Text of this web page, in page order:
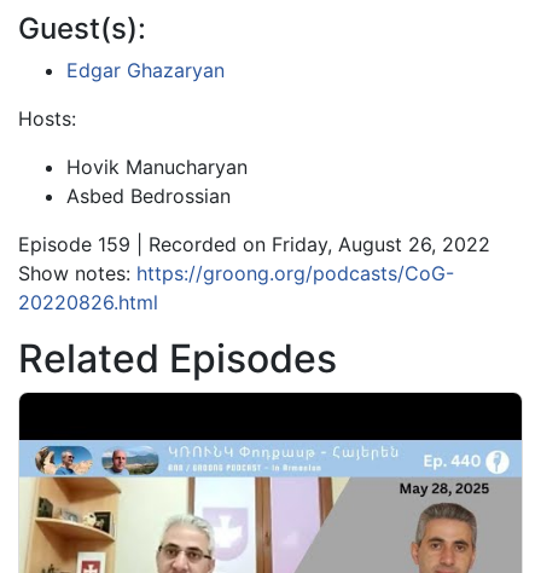
Guest(s):
Edgar Ghazaryan
Hosts:
Hovik Manucharyan
Asbed Bedrossian
Episode 159 | Recorded on Friday, August 26, 2022
Show notes: https://groong.org/podcasts/CoG-
20220826.html
Related Episodes